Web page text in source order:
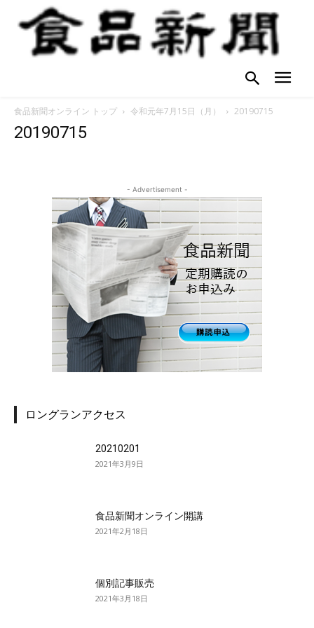
食品新聞オンライン トップ 令和元年7月15日（月） 20190715
20190715
- Advertisement -
ロングランアクセス
20210201
2021年3月9日
食品新聞オンライン開講
2021年2月18日
個別記事販売
2021年3月18日